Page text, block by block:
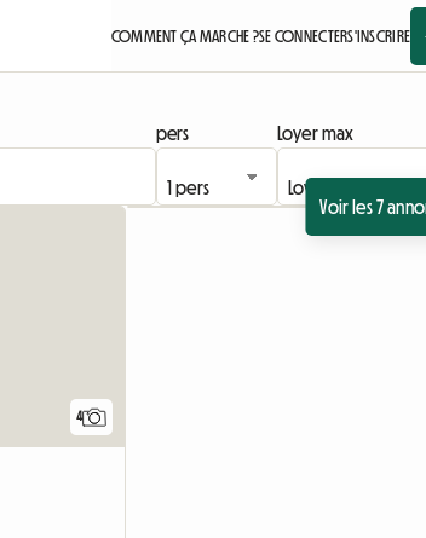
COMMENT ÇA MARCHE ?SE CONNECTERS'INSCRIRE
pers
Loyer max
Voir les 7
4